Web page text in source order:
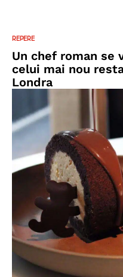
REPERE
Un chef roman se
celui mai nou
Londra